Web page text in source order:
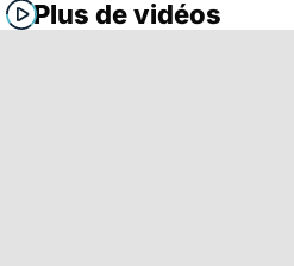
Plus de vidéos